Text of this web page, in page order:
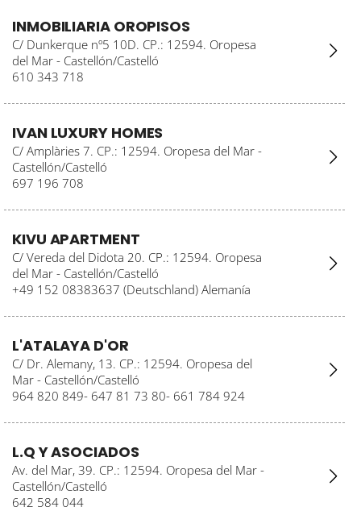
INMOBILIARIA OROPISOS
C/ Dunkerque nº5 10D. CP.: 12594. Oropesa
del Mar - Castellón/Castelló
610 343 718
IVAN LUXURY HOMES
C/ Amplàries 7. CP.: 12594. Oropesa del Mar -
Castellón/Castelló
697 196 708
KIVU APARTMENT
C/ Vereda del Didota 20. CP.: 12594. Oropesa
del Mar - Castellón/Castelló
+49 152 08383637 (Deutschland) Alemanía
L'ATALAYA D'OR
C/ Dr. Alemany, 13. CP.: 12594. Oropesa del
Mar - Castellón/Castelló
964 820 849- 647 81 73 80- 661 784 924
L.Q Y ASOCIADOS
Av. del Mar, 39. CP.: 12594. Oropesa del Mar -
Castellón/Castelló
642 584 044